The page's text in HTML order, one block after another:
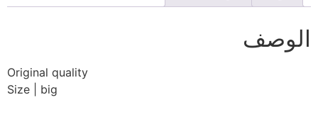
الوصف
Original quality
Size | big